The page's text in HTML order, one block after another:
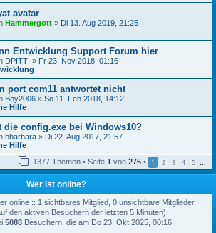
avatar
Hammergott » Di 13. Aug 2019, 21:25
Entwicklung Support Forum hier
DPITTI » Fr 23. Nov 2018, 01:16
port com11 antwortet nicht
Boy2006 » So 11. Feb 2018, 14:12
Hilfe
die config.exe bei Windows10?
bbarbara » Di 22. Aug 2017, 21:57
Hilfe
1377 Themen • Seite 1 von 276 • 1 2 3 4 5 …
Wer ist online?
online :: 1 sichtbares Mitglied, 0 unsichtbare Mitglieder
den aktiven Besuchern der letzten 5 Minuten)
5088 Besuchern, die am Do 23. Okt 2025, 00:16